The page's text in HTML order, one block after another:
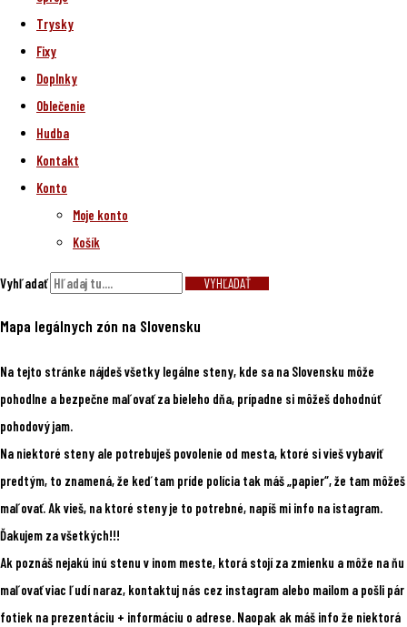
Trysky
Fixy
Doplnky
Oblečenie
Hudba
Kontakt
Konto
Moje konto
Košík
Vyhľadať VYHĽADAŤ
Mapa legálnych zón na Slovensku
Na tejto stránke nájdeš všetky legálne steny, kde sa na Slovensku môže
pohodlne a bezpečne maľovať za bieleho dňa, prípadne si môžeš dohodnúť
pohodový jam.
Na niektoré steny ale potrebuješ povolenie od mesta, ktoré si vieš vybaviť
predtým, to znamená, že keď tam príde polícia tak máš „papier“, že tam môžeš
maľovať. Ak vieš, na ktoré steny je to potrebné, napíš mi info na istagram.
Ďakujem za všetkých!!!
Ak poznáš nejakú inú stenu v inom meste, ktorá stojí za zmienku a môže na ňu
maľovať viac ľudí naraz, kontaktuj nás cez instagram alebo mailom a pošli pár
fotiek na prezentáciu + informáciu o adrese. Naopak ak máš info že niektorá